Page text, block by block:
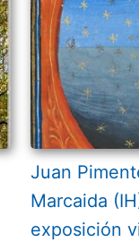
Juan
Marcaida
exposición